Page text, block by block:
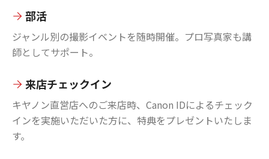
部活
ジャンル別の撮影イベントを随時開催。プロ写真家も講
師としてサポート。
来店チェックイン
キヤノン直営店へのご来店時、Canon IDによるチェック
インを実施いただいた方に、特典をプレゼントいたしま
す。